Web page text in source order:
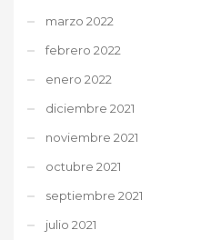
marzo 2022
febrero 2022
enero 2022
diciembre 2021
noviembre 2021
octubre 2021
septiembre 2021
julio 2021